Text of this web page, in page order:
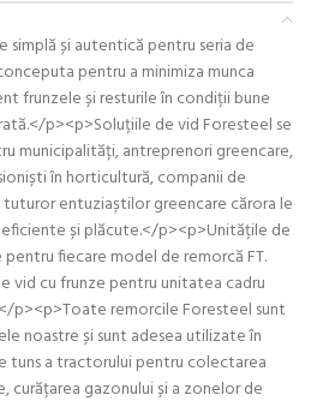
și autentică pentru seria de
pentru a minimiza munca
frunzele și resturile în condiții bune
p><p>Soluțiile de vid Foresteel se
municipalități, antreprenori greencare,
în horticultură, companii de
entuziaștilor greencare cărora le
eficiente și plăcute.</p><p>Unitățile de
fiecare model de remorcă FT.
vid cu frunze pentru unitatea cadru
p><p>Toate remorcile Foresteel sunt
noastre și sunt adesea utilizate în
tuns a tractorului pentru colectarea
curățarea gazonului și a zonelor de